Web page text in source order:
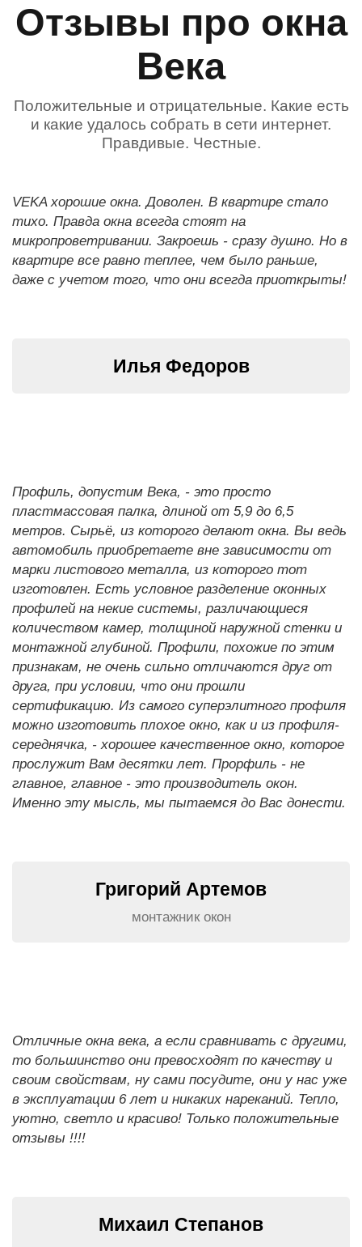
Отзывы про окна
Века
Положительные и отрицательные. Какие есть
и какие удалось собрать в сети интернет.
Правдивые. Честные.
VEKA хорошие окна. Доволен. В квартире стало
тихо. Правда окна всегда стоят на
микропроветривании. Закроешь - сразу душно. Но в
квартире все равно теплее, чем было раньше,
даже с учетом того, что они всегда приоткрыты!
Илья Федоров
Профиль, допустим Века, - это просто
пластмассовая палка, длиной от 5,9 до 6,5
метров. Сырьё, из которого делают окна. Вы ведь
автомобиль приобретаете вне зависимости от
марки листового металла, из которого тот
изготовлен. Есть условное разделение оконных
профилей на некие системы, различающиеся
количеством камер, толщиной наружной стенки и
монтажной глубиной. Профили, похожие по этим
признакам, не очень сильно отличаются друг от
друга, при условии, что они прошли
сертификацию. Из самого суперэлитного профиля
можно изготовить плохое окно, как и из профиля-
середнячка, - хорошее качественное окно, которое
прослужит Вам десятки лет. Прорфиль - не
главное, главное - это производитель окон.
Именно эту мысль, мы пытаемся до Вас донести.
Григорий Артемов
монтажник окон
Отличные окна века, а если сравнивать с другими,
то большинство они превосходят по качеству и
своим свойствам, ну сами посудите, они у нас уже
в эксплуатации 6 лет и никаких нареканий. Тепло,
уютно, светло и красиво! Только положительные
отзывы !!!!
Михаил Степанов